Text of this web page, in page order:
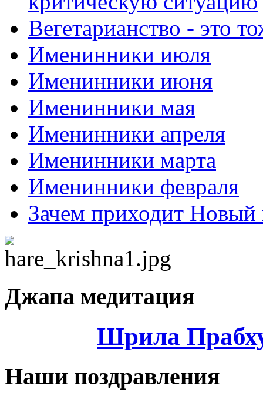
Вегетарианство - это
Именинники июля
Именинники июня
Именинники мая
Именинники апреля
Именинники марта
Именинники февраля
Зачем приходит Новый
Джапа медитация
Шрила
Наши поздравления